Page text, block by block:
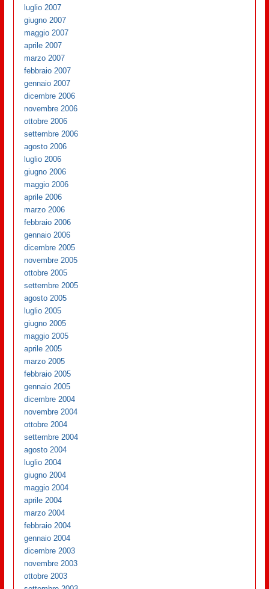
luglio 2007
giugno 2007
maggio 2007
aprile 2007
marzo 2007
febbraio 2007
gennaio 2007
dicembre 2006
novembre 2006
ottobre 2006
settembre 2006
agosto 2006
luglio 2006
giugno 2006
maggio 2006
aprile 2006
marzo 2006
febbraio 2006
gennaio 2006
dicembre 2005
novembre 2005
ottobre 2005
settembre 2005
agosto 2005
luglio 2005
giugno 2005
maggio 2005
aprile 2005
marzo 2005
febbraio 2005
gennaio 2005
dicembre 2004
novembre 2004
ottobre 2004
settembre 2004
agosto 2004
luglio 2004
giugno 2004
maggio 2004
aprile 2004
marzo 2004
febbraio 2004
gennaio 2004
dicembre 2003
novembre 2003
ottobre 2003